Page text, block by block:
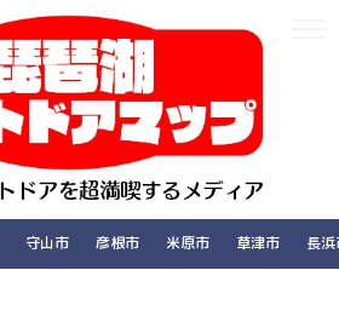
守山市 彦根市 米原市 草津市 長